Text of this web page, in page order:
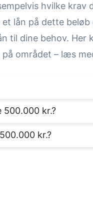
hvilke krav
lån på dette
til dine behov. Her
området – læs
500.000 kr.?
kr.?